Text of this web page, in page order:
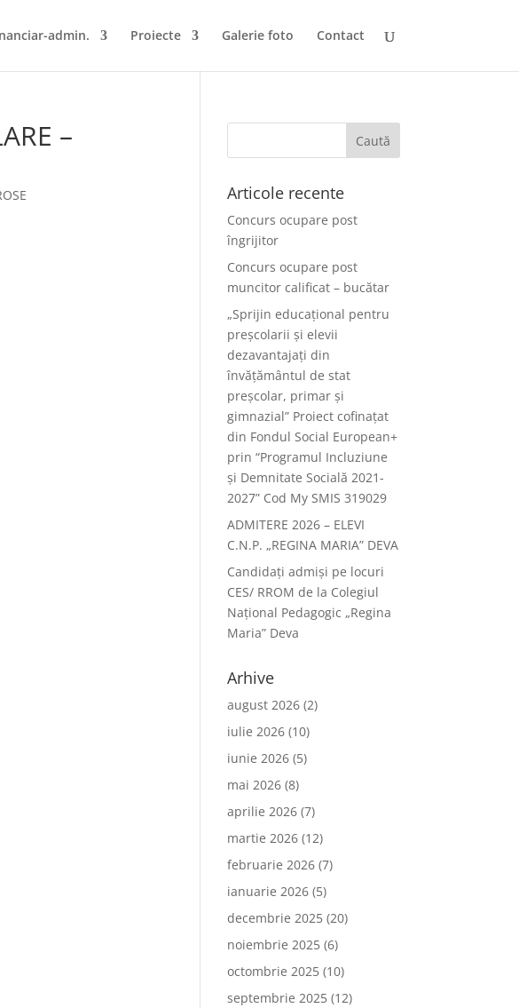
admin. Proiecte Galerie foto Contact
–
Articole recente
Concurs ocupare post
îngrijitor
Concurs ocupare post
muncitor calificat – bucătar
„Sprijin educațional pentru
preșcolarii și elevii
dezavantajați din
învățământul de stat
preșcolar, primar și
gimnazial” Proiect cofinațat
din Fondul Social European+
prin “Programul Incluziune
și Demnitate Socială 2021-
2027” Cod My SMIS 319029
ADMITERE 2026 – ELEVI
C.N.P. „REGINA MARIA” DEVA
Candidați admiși pe locuri
CES/ RROM de la Colegiul
Național Pedagogic „Regina
Maria” Deva
Arhive
august 2026 (2)
iulie 2026 (10)
iunie 2026 (5)
mai 2026 (8)
aprilie 2026 (7)
martie 2026 (12)
februarie 2026 (7)
ianuarie 2026 (5)
decembrie 2025 (20)
noiembrie 2025 (6)
octombrie 2025 (10)
septembrie 2025 (12)